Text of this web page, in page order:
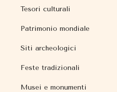
Tesori culturali
Patrimonio mondiale
Siti archeologici
Feste tradizionali
Musei e monumenti